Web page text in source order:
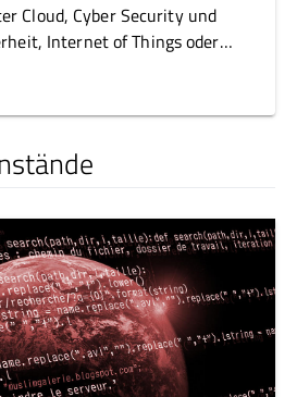
Cloud, Cyber Security und
Internet of Things oder
Diese Begriffe haben
dahinterliegende